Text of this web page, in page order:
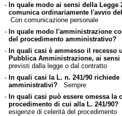
- In quale modo ai sensi della Legge
comunica ordinariamente l'avvio
Con comunicazione personale
- In quale modo l'amministrazione
del procedimento amministrativo?
- In quali casi è ammesso il recesso
Pubblica Amministrazione, ai sensi
previsti dalla legge o dal contratto
- In quali casi la L. n. 241/90
amministrativi?Sempre
- In quali casi può essere omessa la
procedimento di cui alla L. 241/90?
esigenze di celerità del procedimento